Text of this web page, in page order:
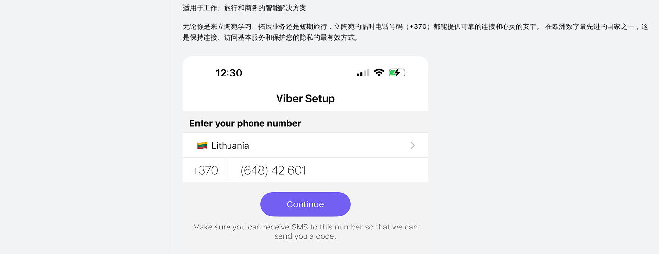
适用于工作、旅行和商务的智能解决方案
无论你是来立陶宛学习、拓展业务还是短期旅行，立陶宛的临时电话号码（+370）都能提供可靠的连接和心灵的安宁。 在欧洲数字最先进的国家之一，这
是保持连接、访问基本服务和保护您的隐私的最有效方式。